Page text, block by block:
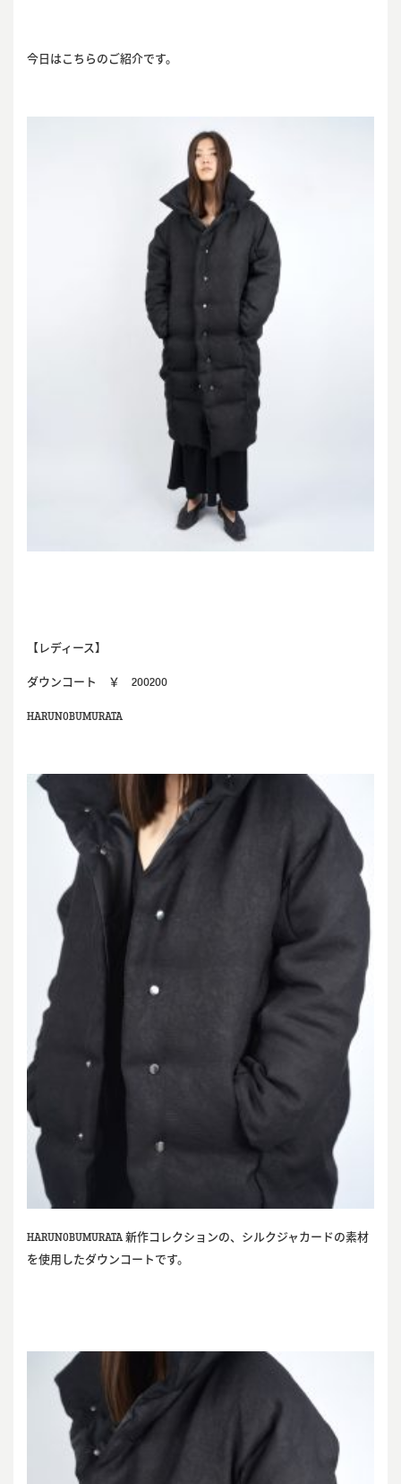
今日はこちらのご紹介です。
【レディース】
ダウンコート ￥ 200200
HARUNOBUMURATA
HARUNOBUMURATA新作コレクションの、シルクジャカードの素材
を使用したダウンコートです。